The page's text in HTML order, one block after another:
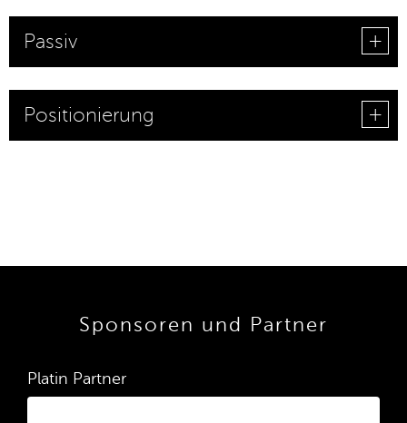
Passiv
Positionierung
Sponsoren und Partner
Platin Partner